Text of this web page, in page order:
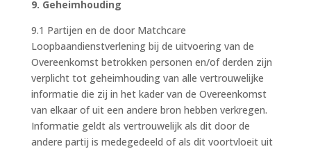
9. Geheimhouding
9.1 Partijen en de door Matchcare
Loopbaandienstverlening bij de uitvoering van de
Overeenkomst betrokken personen en/of derden zijn
verplicht tot geheimhouding van alle vertrouwelijke
informatie die zij in het kader van de Overeenkomst
van elkaar of uit een andere bron hebben verkregen.
Informatie geldt als vertrouwelijk als dit door de
andere partij is medegedeeld of als dit voortvloeit uit